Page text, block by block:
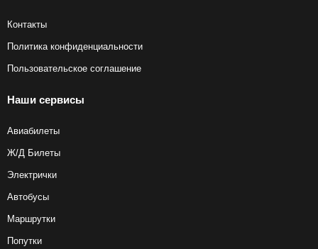
Контакты
Политика конфиденциальности
Пользовательское соглашение
Наши сервисы
Авиабилеты
Ж/Д Билеты
Электрички
Автобусы
Маршрутки
Попутки